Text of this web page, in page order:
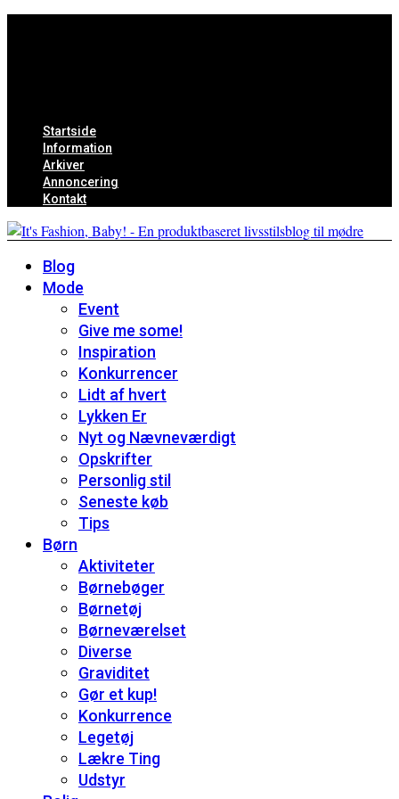
Startside
Information
Arkiver
Annoncering
Kontakt
Blog
Mode
Event
Give me some!
Inspiration
Konkurrencer
Lidt af hvert
Lykken Er
Nyt og Nævneværdigt
Opskrifter
Personlig stil
Seneste køb
Tips
Børn
Aktiviteter
Børnebøger
Børnetøj
Børneværelset
Diverse
Graviditet
Gør et kup!
Konkurrence
Legetøj
Lækre Ting
Udstyr